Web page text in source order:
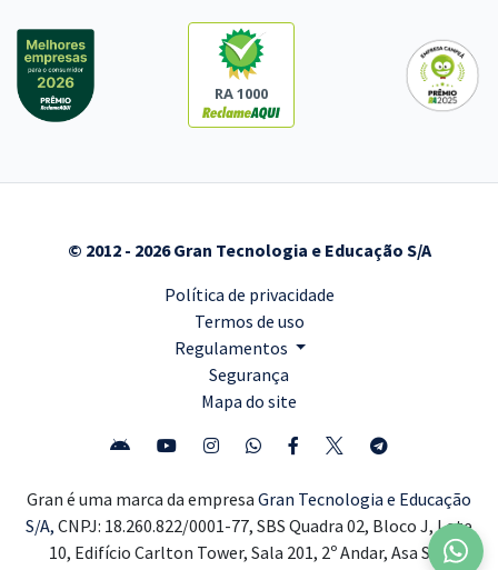
RA 1000
© 2012 - 2026 Gran Tecnologia e Educação S/A
Política de privacidade
Termos de uso
Regulamentos
Segurança
Mapa do site
Gran é uma marca da empresa Gran Tecnologia e Educação
S/A, CNPJ: 18.260.822/0001-77, SBS Quadra 02, Bloco J, Lote
10, Edifício Carlton Tower, Sala 201, 2º Andar, Asa Sul,